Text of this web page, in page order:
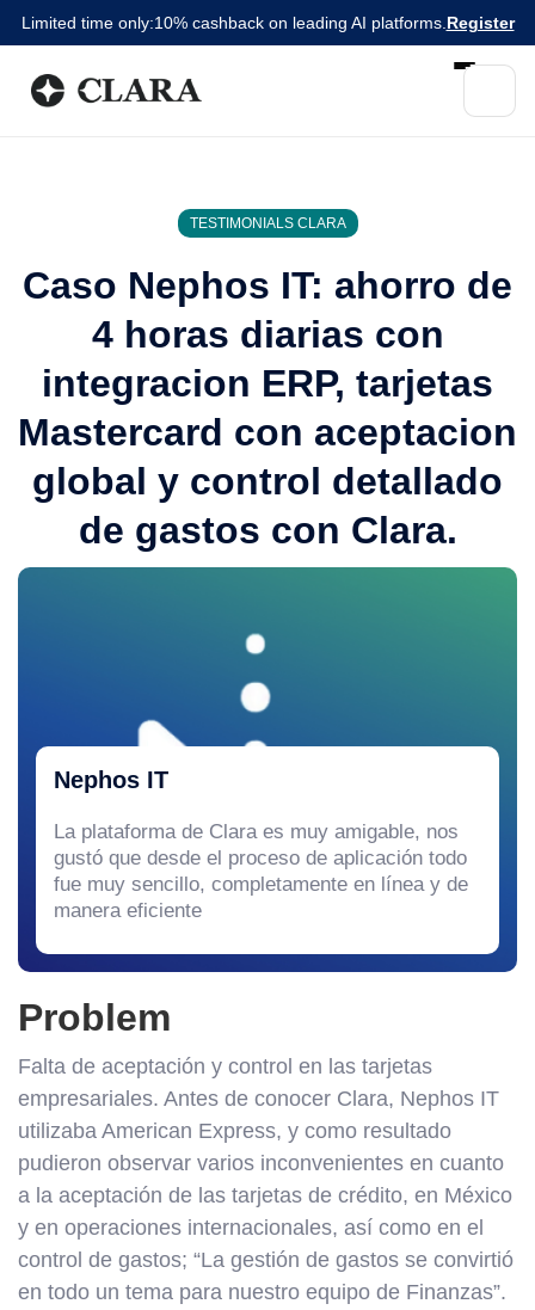
Limited time only:10% cashback on leading AI platforms. Register
TESTIMONIALS CLARA
Caso Nephos IT: ahorro de
4 horas diarias con
integracion ERP, tarjetas
Mastercard con aceptacion
global y control detallado
de gastos con Clara.
Nephos IT
La plataforma de Clara es muy amigable, nos
gustó que desde el proceso de aplicación todo
fue muy sencillo, completamente en línea y de
manera eficiente
Problem
Falta de aceptación y control en las tarjetas
empresariales. Antes de conocer Clara, Nephos IT
utilizaba American Express, y como resultado
pudieron observar varios inconvenientes en cuanto
a la aceptación de las tarjetas de crédito, en México
y en operaciones internacionales, así como en el
control de gastos; “La gestión de gastos se convirtió
en todo un tema para nuestro equipo de Finanzas”.